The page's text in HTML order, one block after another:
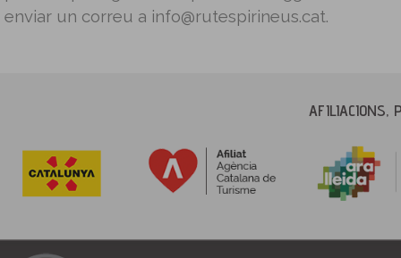
enviar un correu a info@rutespirineus.cat.
AFILIACIONS,